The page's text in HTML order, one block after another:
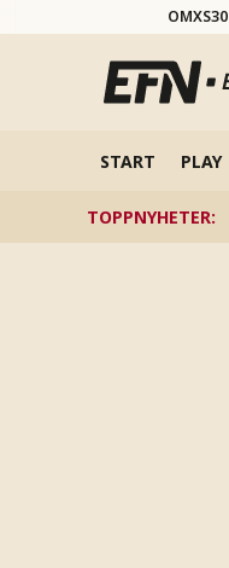
OMXS30
START PLAY
TOPPNYHETER: